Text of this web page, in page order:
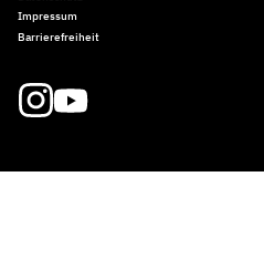
Impressum
Barrierefreiheit